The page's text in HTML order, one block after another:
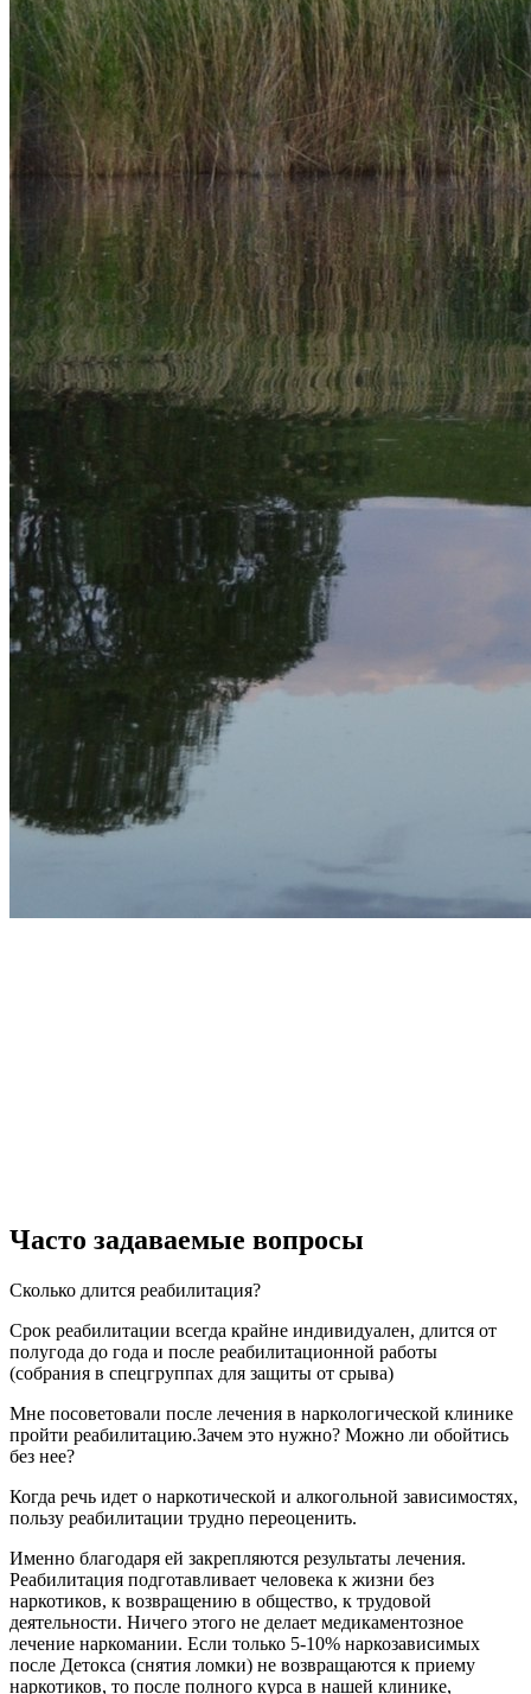
Часто задаваемые вопросы
Сколько длится реабилитация?
Срок реабилитации всегда крайне индивидуален, длится от
полугода до года и после реабилитационной работы
(собрания в спецгруппах для защиты от срыва)
Мне посоветовали после лечения в наркологической клинике
пройти реабилитацию.Зачем это нужно? Можно ли обойтись
без нее?
Когда речь идет о наркотической и алкогольной зависимостях,
пользу реабилитации трудно переоценить.
Именно благодаря ей закрепляются результаты лечения.
Реабилитация подготавливает человека к жизни без
наркотиков, к возвращению в общество, к трудовой
деятельности. Ничего этого не делает медикаментозное
лечение наркомании. Если только 5-10% наркозависимых
после Детокса (снятия ломки) не возвращаются к приему
наркотиков, то после полного курса в нашей клинике,